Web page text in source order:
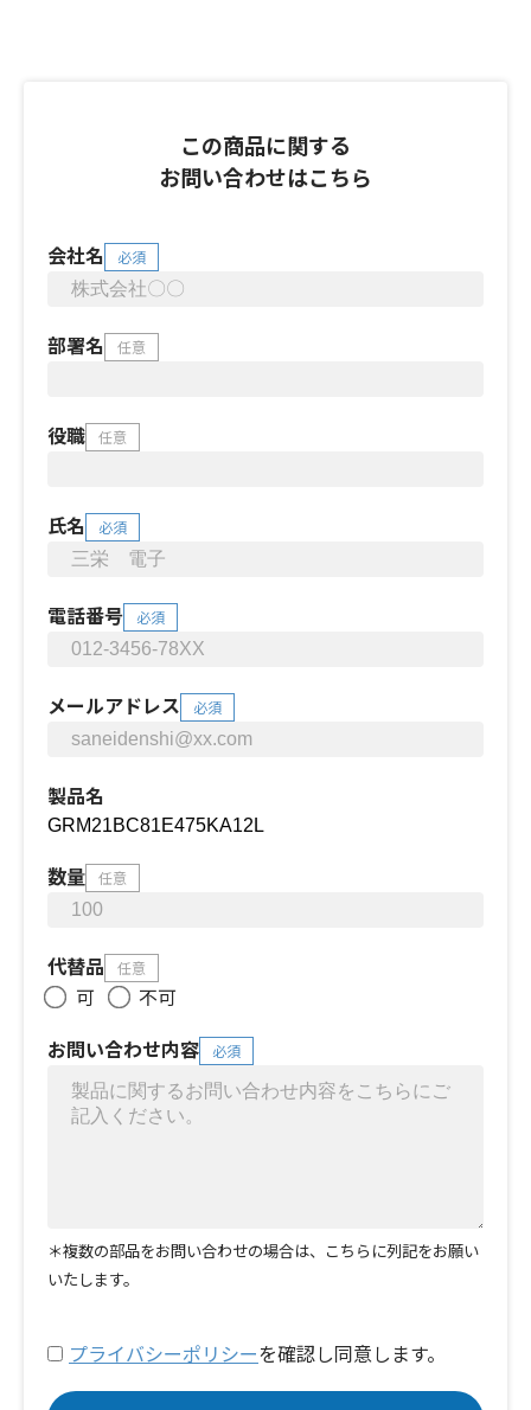
この商品に関する
お問い合わせはこちら
会社名 必須
部署名 任意
役職 任意
氏名 必須
電話番号 必須
メールアドレス 必須
製品名
数量 任意
代替品 任意
可
不可
お問い合わせ内容
必須
＊複数の部品をお問い合わせの場合は、こちらに列記をお願い
いたします。
プライバシーポリシーを確認し同意します。